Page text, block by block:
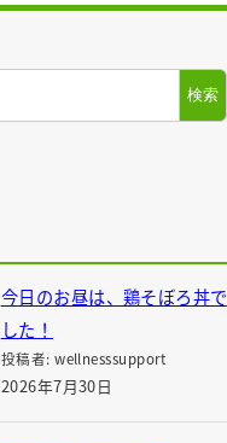
検索
今日のお昼は、鶏そぼろ丼で
した！
投稿者: wellnesssupport
2026年7月30日